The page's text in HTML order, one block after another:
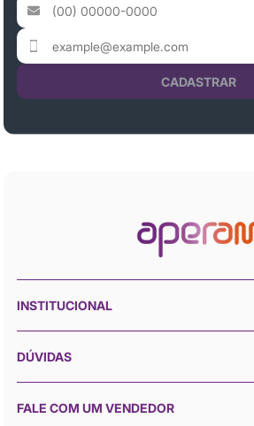
CADASTRAR
INSTITUCIONAL
DÚVIDAS
FALE COM UM VENDEDOR